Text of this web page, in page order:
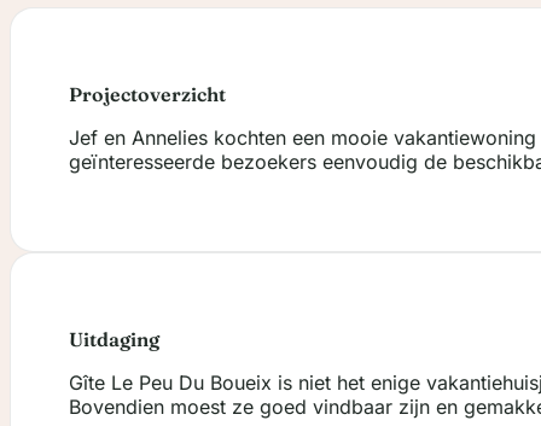
Projectoverzicht
Jef en Annelies kochten een mooie
geïnteresseerde bezoekers eenvoudig de
Uitdaging
Gîte Le Peu Du Boueix is niet het enige
Bovendien moest ze goed vindbaar zijn en